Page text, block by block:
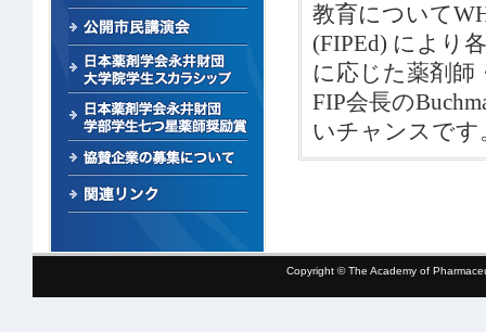
教育について
(FIPEd) により
に応じた薬剤師
FIP会長の
いチャンスで
Copyright © The Academy of